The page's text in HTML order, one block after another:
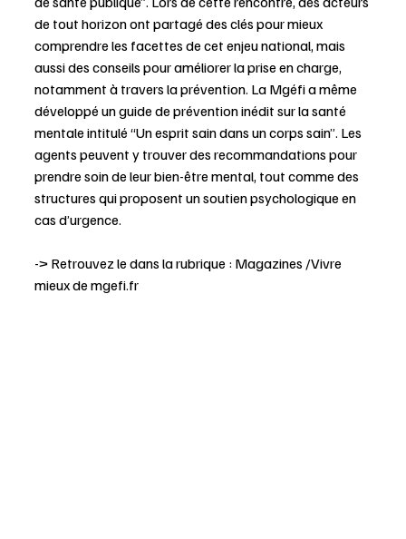
de tout horizon ont partagé des clés pour mieux
comprendre les facettes de cet enjeu national, mais
aussi des conseils pour améliorer la prise en charge,
notamment à travers la prévention. La Mgéfi a même
développé un guide de prévention inédit sur la santé
mentale intitulé “Un esprit sain dans un corps sain”. Les
agents peuvent y trouver des recommandations pour
prendre soin de leur bien-être mental, tout comme des
structures qui proposent un soutien psychologique en
cas d’urgence.
-> Retrouvez le dans la rubrique : Magazines /Vivre
mieux de mgefi.fr